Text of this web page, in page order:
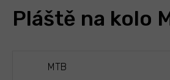
Pláště na kolo
MTB